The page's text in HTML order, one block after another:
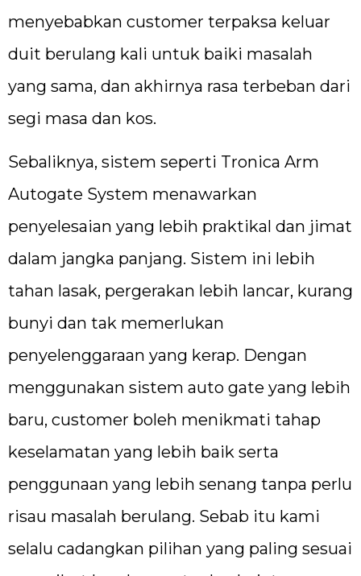
menyebabkan customer terpaksa keluar
duit berulang kali untuk baiki masalah
yang sama, dan akhirnya rasa terbeban dari
segi masa dan kos.
Sebaliknya, sistem seperti Tronica Arm
Autogate System menawarkan
penyelesaian yang lebih praktikal dan jimat
dalam jangka panjang. Sistem ini lebih
tahan lasak, pergerakan lebih lancar, kurang
bunyi dan tak memerlukan
penyelenggaraan yang kerap. Dengan
menggunakan sistem auto gate yang lebih
baru, customer boleh menikmati tahap
keselamatan yang lebih baik serta
penggunaan yang lebih senang tanpa perlu
risau masalah berulang. Sebab itu kami
selalu cadangkan pilihan yang paling sesuai